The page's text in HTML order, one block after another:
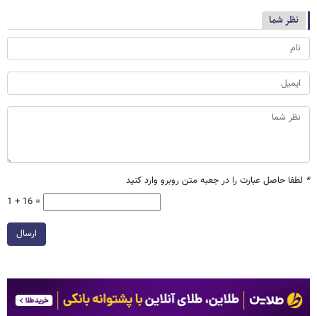
نظر شما
* لطفا حاصل عبارت را در جعبه متن روبرو وارد کنید
1 + 16 =
ارسال